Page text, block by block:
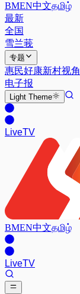
BMEN中文தமிழ்
最新
全国
雪兰莪
专题
惠民好康新村视角
电子报
Light Theme
LiveTV
BMEN中文தமிழ்
LiveTV